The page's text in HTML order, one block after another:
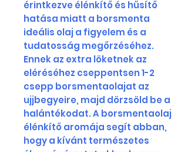
érintkezve élénkítő és hűsítő
hatása miatt a borsmenta
ideális olaj a figyelem és a
tudatosság megőrzéséhez.
Ennek az extra löketnek az
eléréséhez cseppentsen 1-2
csepp borsmentaolajat az
ujjbegyeire, majd dörzsöld be a
halántékodat. A borsmentaolaj
élénkítő aromája segít abban,
hogy a kívánt természetes